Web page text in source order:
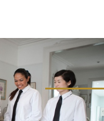
bị nhà hàng - bếp